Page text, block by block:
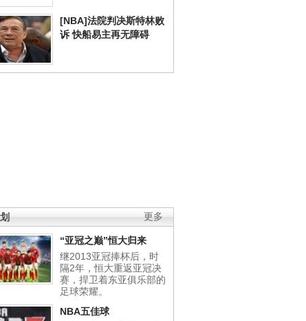
[NBA]法院判决斯特林败
诉 快船易主再无障碍
更多
“亚冠之巅”恒大归来
继2013亚冠捧杯后，时
隔2年，恒大重返亚冠决
赛，捍卫着东亚俱乐部的
足球荣耀。
NBA五佳球